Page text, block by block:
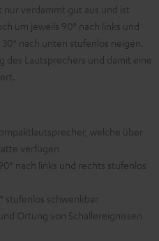
nur verdammt gut aus und ist
um jeweils 90° nach links und
nach unten stufenlos neigen.
des Lautsprechers und damit eine
welche über
verfügen
nach links und rechts stufenlos
stufenlos schwenkbar
Ortung von Schallereignissen